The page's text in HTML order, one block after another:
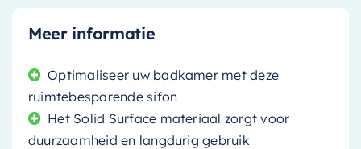
Meer informatie
Optimaliseer uw badkamer met deze
ruimtebesparende sifon
Het Solid Surface materiaal zorgt voor
duurzaamheid en langdurig gebruik